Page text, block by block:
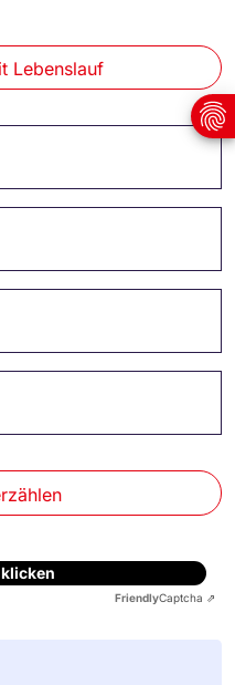
Lebenslauf
FriendlyCaptcha ⇗